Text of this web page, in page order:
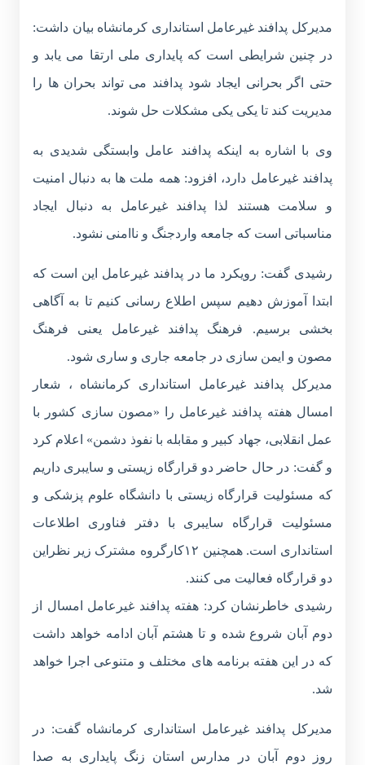
مدیرکل پدافند غیرعامل استانداری کرمانشاه بیان داشت:
در چنین شرایطی است که پایداری ملی ارتقا می یابد و
حتی اگر بحرانی ایجاد شود پدافند می تواند بحران ها را
مدیریت کند تا یکی یکی مشکلات حل شوند.
وی با اشاره به اینکه پدافند عامل وابستگی شدیدی به
پدافند غیرعامل دارد، افزود: همه ملت ها به دنبال امنیت
و سلامت هستند لذا پدافند غیرعامل به دنبال ایجاد
مناسباتی است که جامعه واردجنگ و ناامنی نشود.
رشیدی گفت: رویکرد ما در پدافند غیرعامل این است که
ابتدا آموزش دهیم سپس اطلاع رسانی کنیم تا به آگاهی
بخشی برسیم. فرهنگ پدافند غیرعامل یعنی فرهنگ
مصون و ایمن سازی در جامعه جاری و ساری شود.
مدیرکل پدافند غیرعامل استانداری کرمانشاه ، شعار
امسال هفته پدافند غیرعامل را «مصون سازی کشور با
عمل انقلابی، جهاد کبیر و مقابله با نفوذ دشمن» اعلام کرد
و گفت: در حال حاضر دو قرارگاه زیستی و سایبری داریم
که مسئولیت قرارگاه زیستی با دانشگاه علوم پزشکی و
مسئولیت قرارگاه سایبری با دفتر فناوری اطلاعات
استانداری است. همچنین ۱۲کارگروه مشترک زیر نظراین
دو قرارگاه فعالیت می کنند.
رشیدی خاطرنشان کرد: هفته پدافند غیرعامل امسال از
دوم آبان شروع شده و تا هشتم آبان ادامه خواهد داشت
که در این هفته برنامه های مختلف و متنوعی اجرا خواهد
شد.
مدیرکل پدافند غیرعامل استانداری کرمانشاه گفت: در
روز دوم آبان در مدارس استان زنگ پایداری به صدا